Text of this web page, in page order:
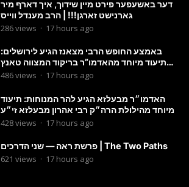
דער באשעפער פירט מיין שידוך, איך דארף מיר
גארנישט זארגן!!! | הרב מענדל ווייס
286views · 17 hours ago
באמצע החופש הרבי מצאנז הגיע לירושלים:
תיעוד מיוחד מהאדמו”ר בריקוד המצווה טאנץ
בשמחת בית סטרפקוב
486views · 17 hours ago
האדמו״ר מבעלזא הגיע להר המנוחות: תיעוד
מיוחד מהילולת הרה״ק רבי אהרון מבעלזא זי״ע
428views · 17 hours ago
פרשת ראה — שני הדרכים | The Two Paths
621 views · 17 hours ago